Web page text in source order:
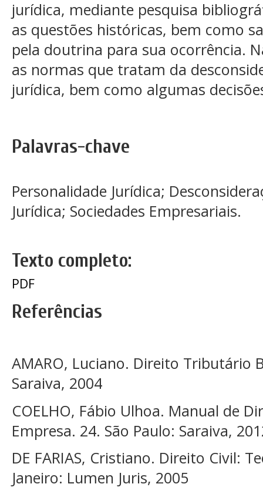
jurídica, mediante pesquisa
as questões históricas, bem como
pela doutrina para sua ocorrência.
as normas que tratam da
jurídica, bem como algumas
Palavras-chave
Personalidade Jurídica;
Jurídica; Sociedades Empresariais.
Texto completo:
PDF
Referências
AMARO, Luciano. Direito Tributário
Saraiva, 2004
COELHO, Fábio Ulhoa. Manual de
Empresa. 24. São Paulo: Saraiva,
DE FARIAS, Cristiano. Direito Civil:
Janeiro: Lumen Juris, 2005